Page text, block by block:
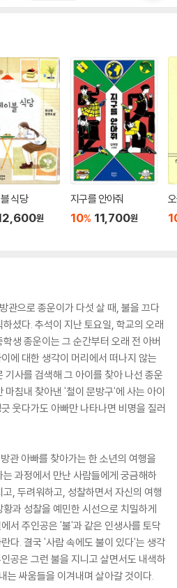
식당
원
지구를 안아줘
10% 11,700원
관으로 종운이가 다섯 살 때, 불을 끄다
셨다. 추석이 지난 토요일, 학교의 오래
생 종운이는 그 순간부터 오래 전 아버
에 대한 생각이 머리에서 떠나지 않는
기사를 검색해 그 아이를 찾아 나선 종운
침내 찾아낸 '철이 문방구'에 사는 아이
웃다가도 아빠만 나타나면 비명을 질러
방관 아빠를 찾아가는 한 소년의 여행을
과정에서 만난 사람들에게 궁금해하
, 두려워하고, 성찰하면서 자신의 여행
과 성찰을 예민한 시선으로 치밀하게
서 주인공은 '불'과 같은 인생사를 토닥
다. 결국 '사람 속에도 불이 있다'는 생각
공은 그런 불을 지니고 살면서도 내색하
는 싸움들을 이겨내며 살아갈 것이다.